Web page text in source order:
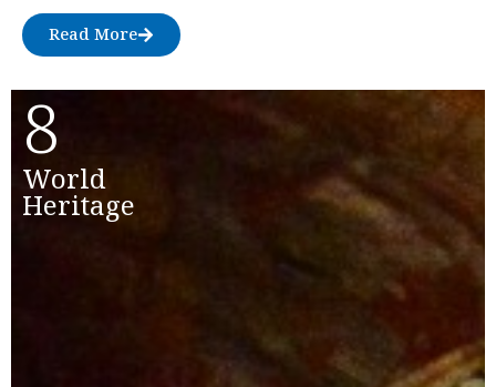
Read More
8
World
Heritage